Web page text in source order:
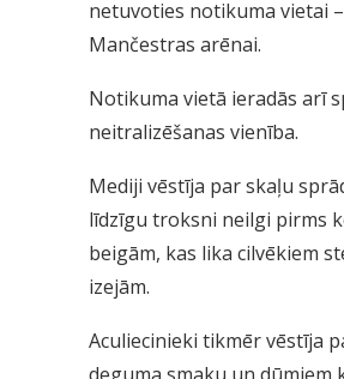
netuvoties notikuma vietai –
Mančestras arēnai.
Notikuma vietā ieradās arī
neitralizēšanas vienība.
Mediji vēstīja par skaļu
līdzīgu troksni neilgi pirms
beigām, kas lika cilvēkiem
izejām.
Aculiecinieki tikmēr vēstīja